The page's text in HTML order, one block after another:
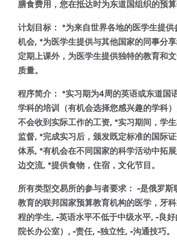
膳食费用，您在抵达时为东道国组织的预算
计划目标： *为来自世界各地的医学生提
机会, *为医学生提供与其他国家的同事分
定期上课外，为医学生提供独特的教育和
质量。
程序简介： *实习期为4周的英语或东道国
学科的培训（有机会选择您感兴趣的学科
不会收到实际工作的工资, *实习期间，学
监督, *完成实习后，颁发既定标准的国际
体系, *有机会在不同国家的科学活动中拓
边交流, *提供食物，住宿，文化节目。
所有类型交易所的参与者要求： -是俄罗斯
教育的联邦国家预算教育机构的医学，牙
程的学生, -英语水平不低于中级水平, -良好
院长办公室）, -责任, -独立性, -沟通技巧。